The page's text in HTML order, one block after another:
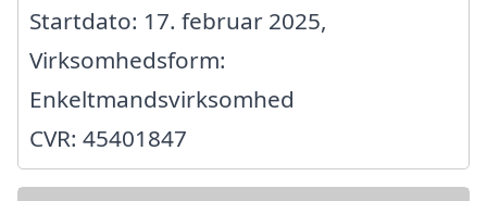
Startdato: 17. februar 2025,
Virksomhedsform:
Enkeltmandsvirksomhed
CVR: 45401847